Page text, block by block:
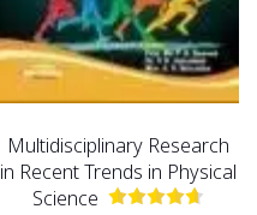
Multidisciplinary Research
in Recent Trends in Physical
Science